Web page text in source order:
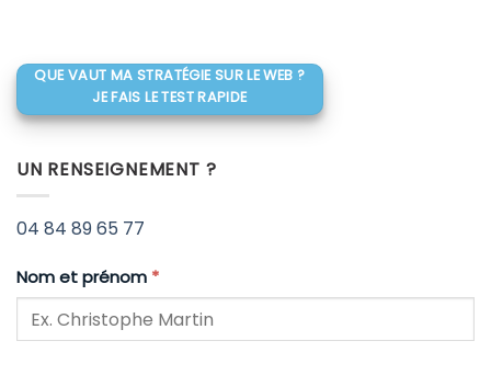
QUE VAUT MA STRATÉGIE SUR LE WEB ?
JE FAIS LE TEST RAPIDE
UN RENSEIGNEMENT ?
04 84 89 65 77
Nom et prénom *